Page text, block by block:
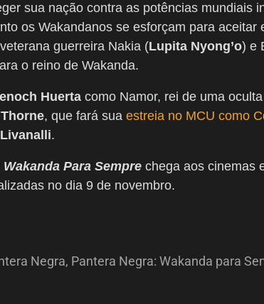
sua nação contra as potências mundiais
os Wakandanos se esforçam para
guerreira Nakia (Lupita Nyong’o) e
o reino de Wakanda.
Huerta como Namor, rei de uma
, que fará sua estreia no MCU como
.
Para Sempre chega aos cinemas
no dia 9 de novembro.
Negra, Pantera Negra: Wakanda para